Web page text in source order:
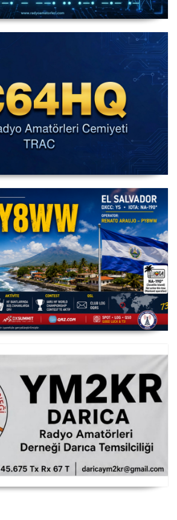
World Championship 2026
TC64HQ Havada Olacak (Trac
Türkiye'den FT8 Mümkün
Darıca Temsilciliği YM2KR